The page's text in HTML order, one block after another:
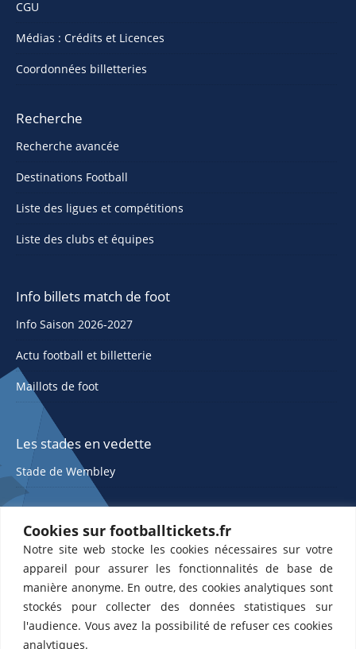
Cookies sur footballtickets.fr
Notre site web stocke les cookies nécessaires sur votre
appareil pour assurer les fonctionnalités de base de
manière anonyme. En outre, des cookies analytiques sont
stockés pour collecter des données statistiques sur
l'audience. Vous avez la possibilité de refuser ces cookies
analytiques.
CGU
Médias : Crédits et Licences
Coordonnées billetteries
Recherche
Recherche avancée
Destinations Football
Liste des ligues et compétitions
Liste des clubs et équipes
Info billets match de foot
Info Saison 2026-2027
Actu football et billetterie
Maillots de foot
Les stades en vedette
Stade de Wembley
ETTS 365 SL, Rambla de Catalunya 38, 8, 1, 08007 Barcelone, Espagne |